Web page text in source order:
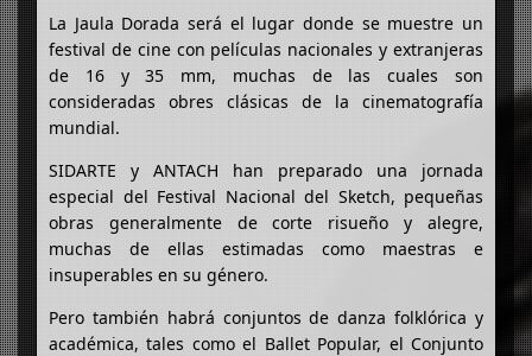
La Jaula Dorada será el lugar donde se muestre un
festival de cine con películas nacionales y extranjeras
de 16 y 35 mm, muchas de las cuales son
consideradas obres clásicas de la cinematografía
mundial.
SIDARTE y ANTACH han preparado una jornada
especial del Festival Nacional del Sketch, pequeñas
obras generalmente de corte risueño y alegre,
muchas de ellas estimadas como maestras e
insuperables en su género.
Pero también habrá conjuntos de danza folklórica y
académica, tales como el Ballet Popular, el Conjunto